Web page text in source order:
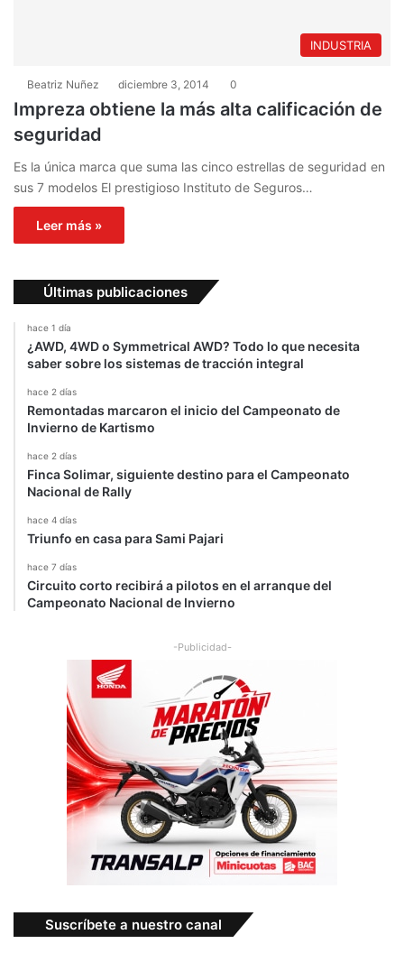
INDUSTRIA
Beatriz Nuñez diciembre 3, 2014 0
Impreza obtiene la más alta calificación de
seguridad
Es la única marca que suma las cinco estrellas de seguridad en
sus 7 modelos El prestigioso Instituto de Seguros…
Leer más »
Últimas publicaciones
hace 1 día
¿AWD, 4WD o Symmetrical AWD? Todo lo que necesita
saber sobre los sistemas de tracción integral
hace 2 días
Remontadas marcaron el inicio del Campeonato de
Invierno de Kartismo
hace 2 días
Finca Solimar, siguiente destino para el Campeonato
Nacional de Rally
hace 4 días
Triunfo en casa para Sami Pajari
hace 7 días
Circuito corto recibirá a pilotos en el arranque del
Campeonato Nacional de Invierno
-Publicidad-
Suscríbete a nuestro canal